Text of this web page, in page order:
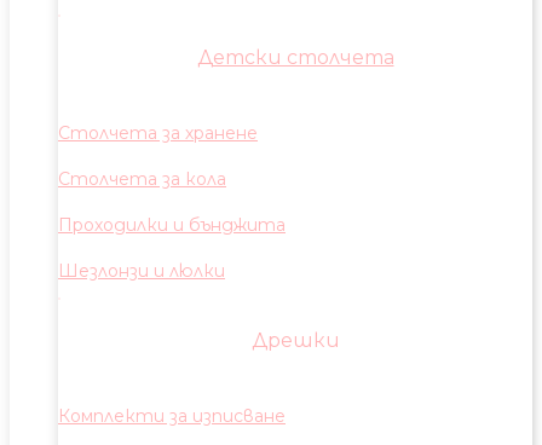
Детски столчета
Столчета за хранене
Столчета за кола
Проходилки и бънджита
Шезлонзи и люлки
Дрешки
Комплекти за изписване